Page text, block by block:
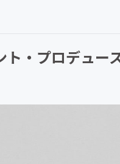
ト・プロデュ